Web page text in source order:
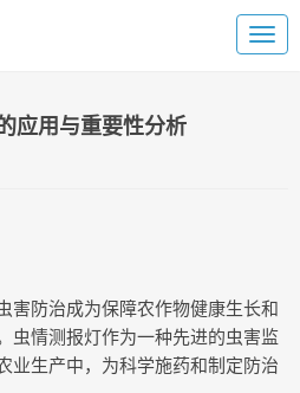
应用与重要性分析
害防治成为保障农作物健康生长和
虫情测报灯作为一种先进的虫害监
业生产中，为科学施药和制定防治